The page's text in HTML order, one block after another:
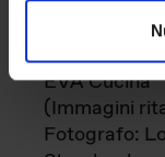
EVA Cucina
(Immagini
Fotografo: